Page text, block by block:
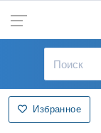
Избранное